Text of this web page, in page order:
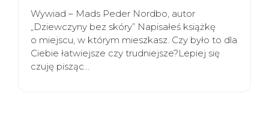
Wywiad – Mads Peder Nordbo, autor
„Dziewczyny bez skóry” Napisałeś książkę
o miejscu, w którym mieszkasz. Czy było to dla
Ciebie łatwiejsze czy trudniejsze?Lepiej się
czuję pisząc…